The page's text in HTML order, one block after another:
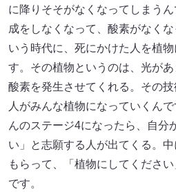
に降りそそがなくなってしまう
成をしなくなって、酸素がなく
いう時代に、死にかけた人を植
す。その植物というのは、光が
酸素を発生させてくれる。その
人がみんな植物になっていくん
んのステージ4になったら、自分
い」と志願する人が出てくる。
もらって、「植物にしてくださ
です。